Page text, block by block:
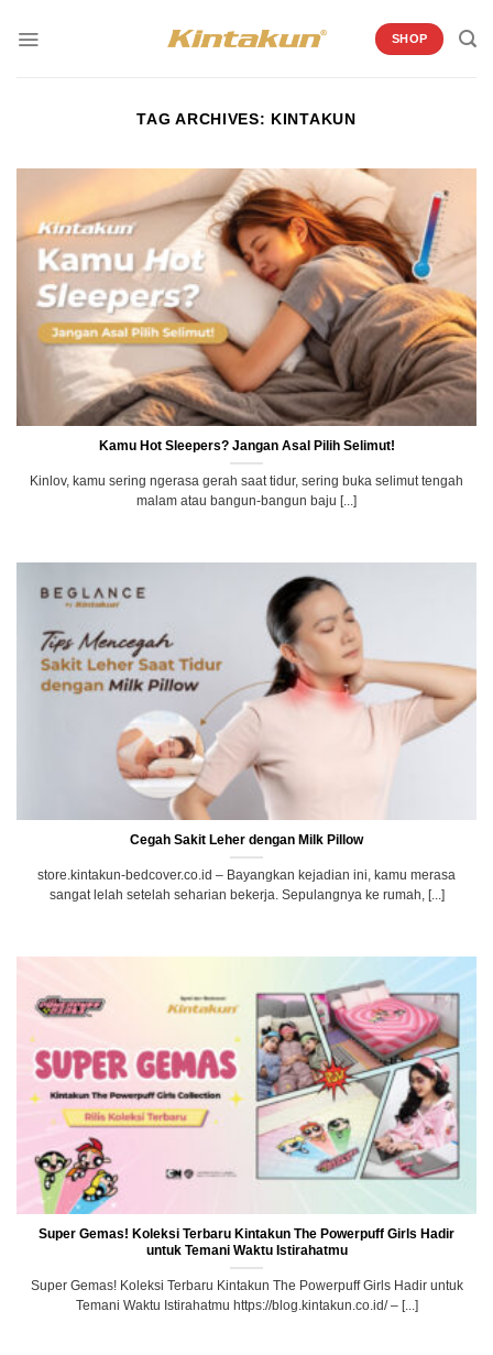
SHOP
TAG ARCHIVES: KINTAKUN
Kamu Hot Sleepers? Jangan Asal Pilih Selimut!
Kinlov, kamu sering ngerasa gerah saat tidur, sering buka selimut tengah
malam atau bangun-bangun baju [...]
Cegah Sakit Leher dengan Milk Pillow
store.kintakun-bedcover.co.id – Bayangkan kejadian ini, kamu merasa
sangat lelah setelah seharian bekerja. Sepulangnya ke rumah, [...]
Super Gemas! Koleksi Terbaru Kintakun The Powerpuff Girls Hadir
untuk Temani Waktu Istirahatmu
Super Gemas! Koleksi Terbaru Kintakun The Powerpuff Girls Hadir untuk
Temani Waktu Istirahatmu https://blog.kintakun.co.id/ – [...]